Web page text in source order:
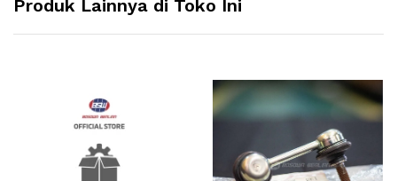
Produk Lainnya di Toko Ini